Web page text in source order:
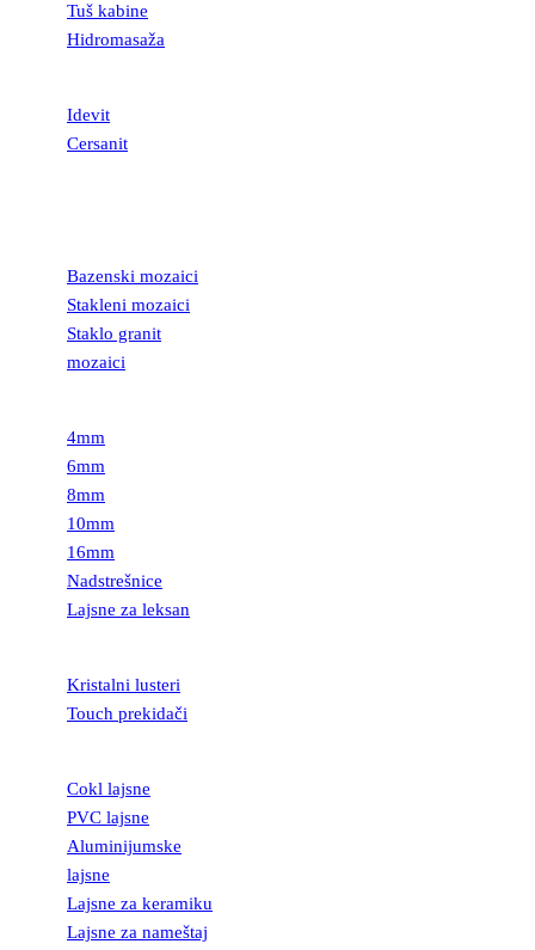
Tuš kabine
Hidromasaža
Idevit
Cersanit
Bazenski mozaici
Stakleni mozaici
Staklo granit
mozaici
4mm
6mm
8mm
10mm
16mm
Nadstrešnice
Lajsne za leksan
Kristalni lusteri
Touch prekidači
Cokl lajsne
PVC lajsne
Aluminijumske
lajsne
Lajsne za keramiku
Lajsne za nameštaj